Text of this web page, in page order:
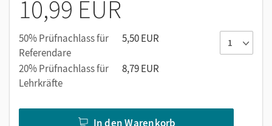
10,99 EUR
50% Prüfnachlass für
Referendare
5,50 EUR
20% Prüfnachlass für
Lehrkräfte
8,79 EUR
In den Warenkorb